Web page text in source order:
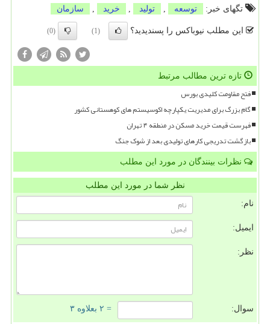
تگهای خبر:
توسعه تولید خرید سازمان
این مطلب نیوباکس را پسندیدید؟ (1)
(0)
تازه ترین مطالب مرتبط
فتح مقاومت کلیدی بورس
گام بزرگ برای مدیریت یکپارچه اکوسیستم های کوهستانی کشور
فهرست قیمت خرید مسکن در منطقه ۴ تهران
بازگشت تدریجی کارهای تولیدی بعد از شوک جنگ
نظرات بینندگان در مورد این مطلب
نظر شما در مورد این مطلب
نام:
ایمیل:
نظر:
سوال: = ۲ بعلاوه ۳